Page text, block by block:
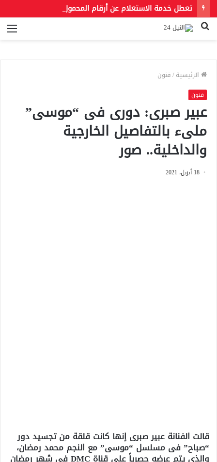
بحث
الرئيسية/فنون
فنون
عبير صبرى: دورى فى “موسى”
ملىء بالتفاصيل الخارجية
والداخلية.. صور
18 أبريل، 2021
قالت الفنانة عبير صبرى إنها كانت قلقة من تجسيد دور
“صباح” فى مسلسل “موسى” مع النجم محمد رمضان،
والذى يتم عرضه حصرياً على قناة DMCفى شهر رمضان